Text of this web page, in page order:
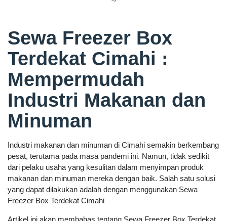
Sewa Freezer Box
Terdekat Cimahi :
Mempermudah
Industri Makanan dan
Minuman
Industri makanan dan minuman di Cimahi semakin berkembang
pesat, terutama pada masa pandemi ini. Namun, tidak sedikit
dari pelaku usaha yang kesulitan dalam menyimpan produk
makanan dan minuman mereka dengan baik. Salah satu solusi
yang dapat dilakukan adalah dengan menggunakan Sewa
Freezer Box Terdekat Cimahi
Artikel ini akan membahas tentang Sewa Freezer Box Terdekat